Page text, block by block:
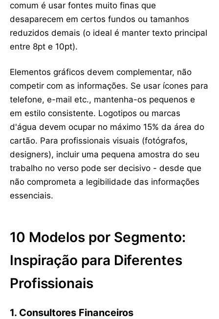
comum é usar fontes muito finas que
desaparecem em certos fundos ou tamanhos
reduzidos demais (o ideal é manter texto principal
entre 8pt e 10pt).
Elementos gráficos devem complementar, não
competir com as informações. Se usar ícones para
telefone, e-mail etc., mantenha-os pequenos e
em estilo consistente. Logotipos ou marcas
d'água devem ocupar no máximo 15% da área do
cartão. Para profissionais visuais (fotógrafos,
designers), incluir uma pequena amostra do seu
trabalho no verso pode ser decisivo - desde que
não comprometa a legibilidade das informações
essenciais.
10 Modelos por Segmento:
Inspiração para Diferentes
Profissionais
1. Consultores Financeiros